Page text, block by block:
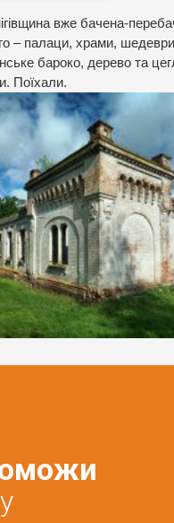
вже бачена-
– палаци, храми,
бароко, дерево та
Поїхали.